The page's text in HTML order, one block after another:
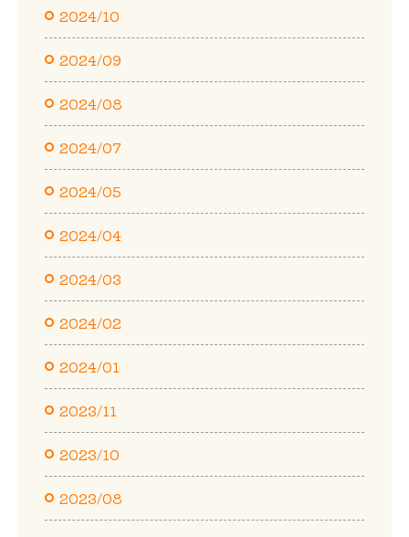
2024/10
2024/09
2024/08
2024/07
2024/05
2024/04
2024/03
2024/02
2024/01
2023/11
2023/10
2023/08